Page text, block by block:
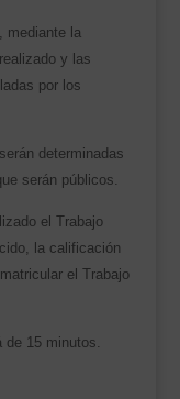
mediante la
y las
por los
determinadas
serán públicos.
el Trabajo
la calificación
el Trabajo
de 15 minutos.